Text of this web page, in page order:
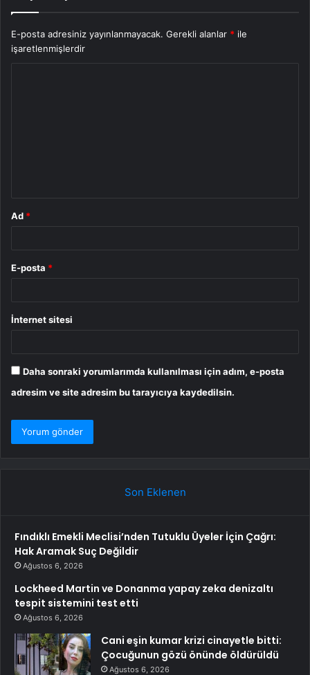
E-posta adresiniz yayınlanmayacak. Gerekli alanlar * ile
işaretlenmişlerdir
Ad *
E-posta *
İnternet sitesi
Daha sonraki yorumlarımda kullanılması için adım, e-posta
adresim ve site adresim bu tarayıcıya kaydedilsin.
Son Eklenen
Fındıklı Emekli Meclisi’nden Tutuklu Üyeler İçin Çağrı:
Hak Aramak Suç Değildir
Ağustos 6, 2026
Lockheed Martin ve Donanma yapay zeka denizaltı
tespit sistemini test etti
Ağustos 6, 2026
Cani eşin kumar krizi cinayetle bitti:
Çocuğunun gözü önünde öldürüldü
Ağustos 6, 2026